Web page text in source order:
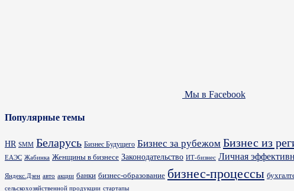
Мы в Facebook
Популярные темы
HR SMM Беларусь Бизнес Будущего Бизнес за рубежом Бизнес из
ЕАЭС Жабинка Женщины в бизнесе Законодательство ИТ-бизнес Личная
Яндекс.Дзен авто акции банки бизнес-образование бизнес-процессы
сельскохозяйственной продукции стартапы